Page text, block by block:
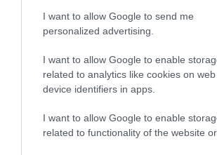
I want to allow Google to send me
personalized advertising.
I want to allow Google to enable
related to analytics like cookies on
device identifiers in apps.
I want to allow Google to enable
related to functionality of the website or
Τροχαίο στη Λεωφόρο
ο ένας εκ των 4 τραυματιών
Σε σταθερή κατάσταση ο 19χρονος
13.05.2025 - 18:32